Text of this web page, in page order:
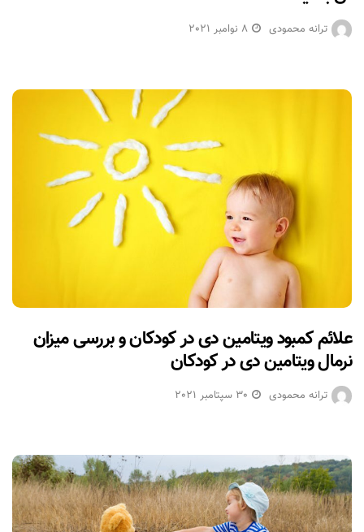
ترانه محمودی 8 نوامبر 2021
علائم کمبود ویتامین دی در کودکان و بررسی میزان
نرمال ویتامین دی در کودکان
ترانه محمودی 30 سپتامبر 2021